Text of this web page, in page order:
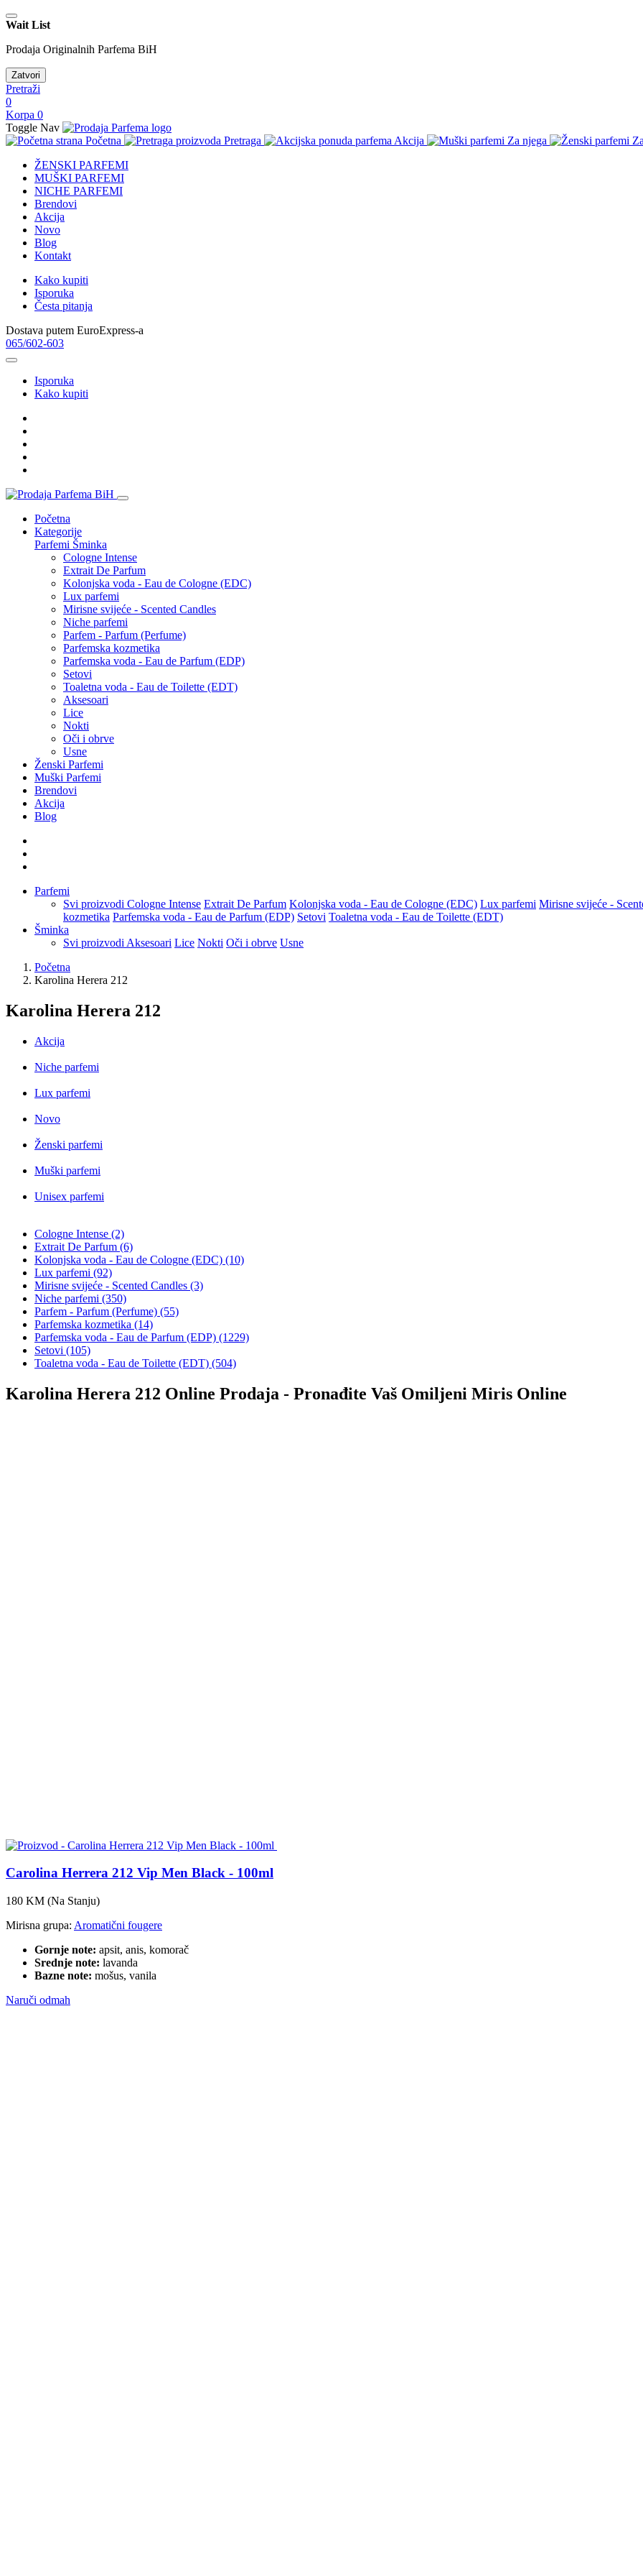
Wait List
Prodaja Originalnih Parfema BiH
Zatvori
Pretraži
0
Korpa 0
Toggle Nav
Početna
Pretraga Akcija Za njega
ŽENSKI PARFEMI
MUŠKI PARFEMI
NICHE PARFEMI
Brendovi
Akcija
Novo
Blog
Kontakt
Kako kupiti
Isporuka
Česta pitanja
Dostava putem EuroExpress-a
065/602-603
Isporuka
Kako kupiti
Početna
Kategorije
Parfemi Šminka
Cologne Intense
Extrait De Parfum
Kolonjska voda - Eau de Cologne (EDC)
Lux parfemi
Mirisne svijeće - Scented Candles
Niche parfemi
Parfem - Parfum (Perfume)
Parfemska kozmetika
Parfemska voda - Eau de Parfum (EDP)
Setovi
Toaletna voda - Eau de Toilette (EDT)
Aksesoari
Lice
Nokti
Oči i obrve
Usne
Ženski Parfemi
Muški Parfemi
Brendovi
Akcija
Blog
Parfemi
Svi proizvodi Cologne Intense Extrait De Parfum Kolonjska voda - Eau de Cologne (EDC) Lux parfemi Mirisne svijeće -
kozmetika Parfemska voda - Eau de Parfum (EDP) Setovi Toaletna voda - Eau de Toilette (EDT)
Šminka
Svi proizvodi Aksesoari Lice Nokti Oči i obrve Usne
Početna
Karolina Herera 212
Karolina Herera 212
Akcija
Niche parfemi
Lux parfemi
Novo
Ženski parfemi
Muški parfemi
Unisex parfemi
Cologne Intense (2)
Extrait De Parfum (6)
Kolonjska voda - Eau de Cologne (EDC) (10)
Lux parfemi (92)
Mirisne svijeće - Scented Candles (3)
Niche parfemi (350)
Parfem - Parfum (Perfume) (55)
Parfemska kozmetika (14)
Parfemska voda - Eau de Parfum (EDP) (1229)
Setovi (105)
Toaletna voda - Eau de Toilette (EDT) (504)
Karolina Herera 212 Online Prodaja - Pronađite Vaš Omiljeni Miris Online
Carolina Herrera 212 Vip Men Black - 100ml
180 KM (Na Stanju)
Mirisna grupa: Aromatični fougere
Gornje note: apsit, anis, komorač
Srednje note: lavanda
Bazne note: mošus, vanila
Naruči odmah